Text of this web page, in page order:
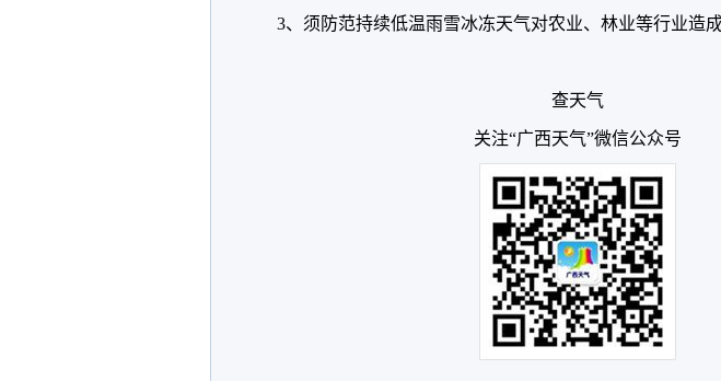
3、须防范持续低温雨雪冰冻天气对农业、林业等行业造成
查天气
关注“广西天气”微信公众号